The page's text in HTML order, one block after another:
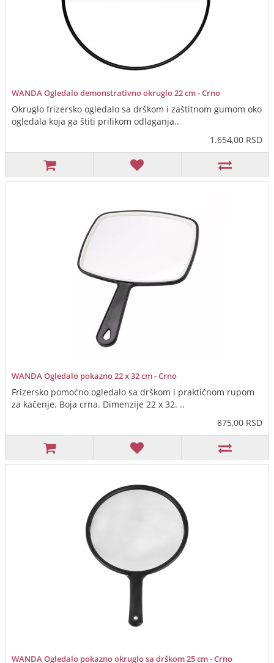
WANDA Ogledalo demonstrativno okruglo 22 cm - Crno
Okruglo frizersko ogledalo sa drškom i zaštitnom gumom oko
ogledala koja ga štiti prilikom odlaganja..
1.654,00 RSD
WANDA Ogledalo pokazno 22 x 32 cm - Crno
Frizersko pomoćno ogledalo sa drškom i praktičnom rupom
za kačenje. Boja crna. Dimenzije 22 x 32. ..
875,00 RSD
WANDA Ogledalo pokazno okruglo sa drškom 25 cm - Crno